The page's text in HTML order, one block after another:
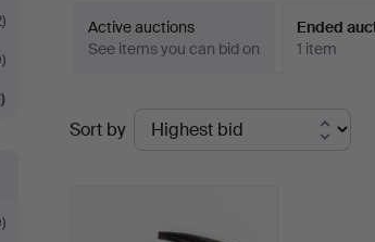
Active auctions
See items you can bid on
Ended
1 item
Ended
auctions
Sort by